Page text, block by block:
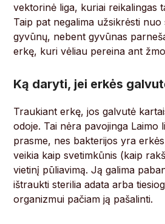
vektorinė liga, kuriai reikalingas
Taip pat negalima užsikrėsti nuo
gyvūnų, nebent gyvūnas
erkę, kuri vėliau pereina ant
Ką daryti, jei erkės
Traukiant erkę, jos galvutė
odoje. Tai nėra pavojinga Laimo
prasme, nes bakterijos yra
veikia kaip svetimkūnis (kaip
vietinį pūliavimą. Ją galima
ištraukti sterilia adata arba
organizmui pačiam ją pašalinti.